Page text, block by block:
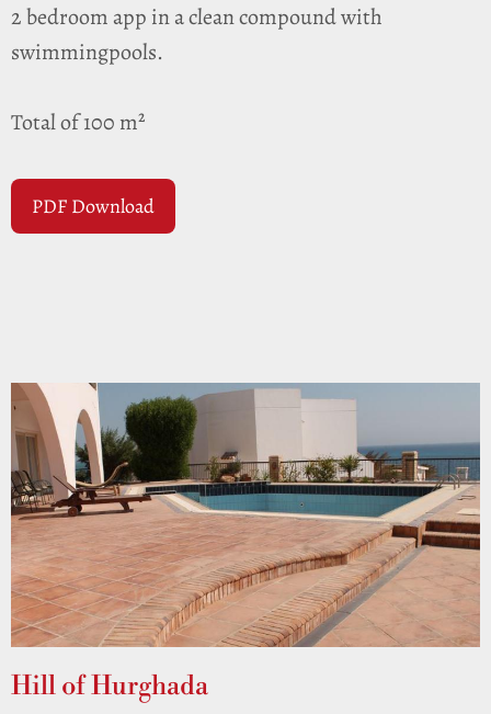
2 bedroom app in a clean compound with
swimmingpools.
Total of 100 m²
PDF Download
Hill of Hurghada